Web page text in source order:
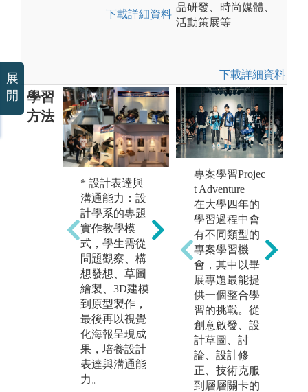
下載詳細資料
品研發、時尚媒體、
活動策展等
下載詳細資料
學習
方法
* 設計表達與
溝通能力：設
計學系的專題
實作教學模
式，學生需從
問題觀察、構
想發想、草圖
繪製、3D建模
到原型製作，
最後再以視覺
化海報呈現成
果，培養設計
表達與溝通能
力。
* 學中做，做
中學：學生在
實作中探索使
用者與產品的
關聯，透過手
作激發思考，
結合材料特
性、加工技法
與感官經驗，
從實際操作中
培養創意與問
題解決能力，
展現設計學系
強調的動手實
作與創新思維
專案學習Projec
t Adventure
在大學四年的
學習過程中會
有不同類型的
專案學習機
會，其中以畢
展專題最能提
供一個整合學
習的挑戰。從
創意啟發、設
計草圖、討
論、設計修
正、技術克服
到層層關卡的
展
開